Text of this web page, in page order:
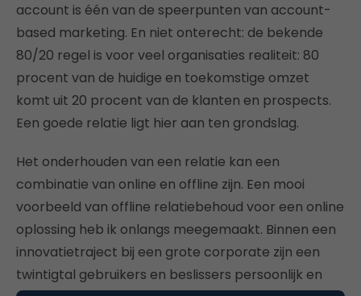
account is één van de speerpunten van account-
based marketing. En niet onterecht: de bekende
80/20 regel is voor veel organisaties realiteit: 80
procent van de huidige en toekomstige omzet
komt uit 20 procent van de klanten en prospects.
Een goede relatie ligt hier aan ten grondslag.
Het onderhouden van een relatie kan een
combinatie van online en offline zijn. Een mooi
voorbeeld van offline relatiebehoud voor een online
oplossing heb ik onlangs meegemaakt. Binnen een
innovatietraject bij een grote corporate zijn een
twintigtal gebruikers en beslissers persoonlijk en